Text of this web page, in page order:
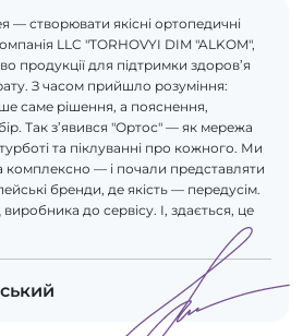
— створювати якісні ортопедичні
LLC "TORHOVYI DIM "ALKOM",
продукції для підтримки здоров’я
З часом прийшло розуміння:
саме рішення, а пояснення,
Так з’явився "Ортос" — як мережа
та піклуванні про кожного. Ми
комплексно — і почали представляти
бренди, де якість — передусім.
до сервісу. І, здається, це